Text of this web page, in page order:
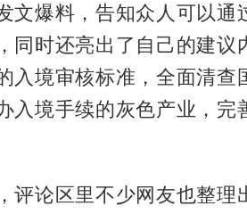
文爆料，告知众人可以通
同时还亮出了自己的建议
入境审核标准，全面清查
入境手续的灰色产业，完
评论区里不少网友也整理